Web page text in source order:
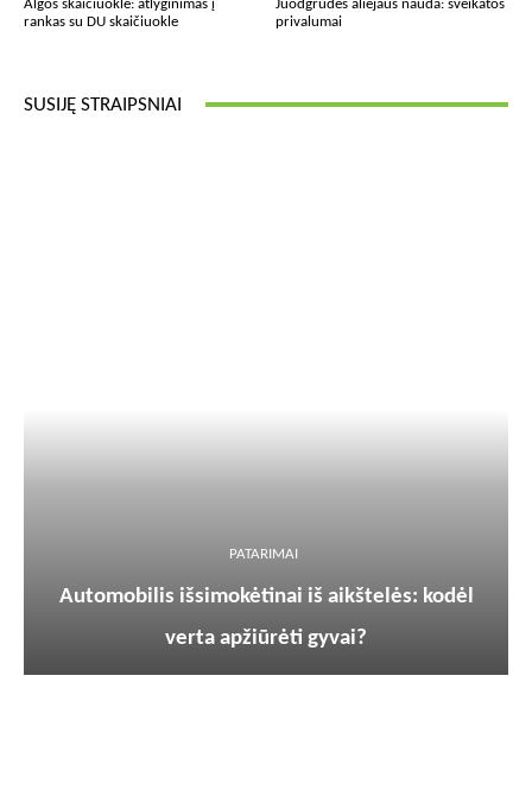
Algos skaičiuoklė: atlyginimas į
rankas su DU skaičiuokle
Juodgrūdės aliejaus nauda: sveikatos
privalumai
SUSIJĘ STRAIPSNIAI
PATARIMAI
Automobilis išsimokėtinai iš aikštelės: kodėl
verta apžiūrėti gyvai?